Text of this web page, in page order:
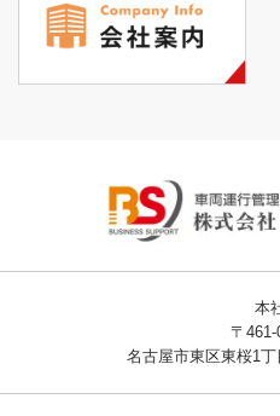
本
〒461-
名古屋市東区東桜1